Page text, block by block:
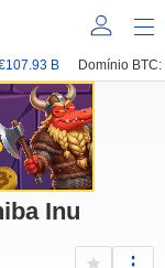
B Domínio BTC:
Inu